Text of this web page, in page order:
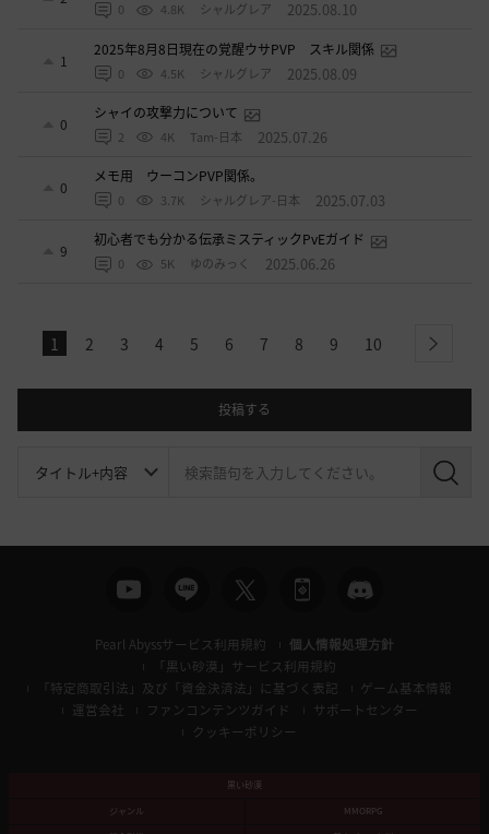
0 4.8K シャルグレア 2025.08.10
1
2025年8月8日現在の覚醒ウサPVP スキル関係
0 4.5K シャルグレア 2025.08.09
0
シャイの攻撃力について
2 4K Tam-日本 2025.07.26
0
メモ用 ウーコンPVP関係。
0 3.7K シャルグレア-日本 2025.07.03
9
初心者でも分かる伝承ミスティックPvEガイド
0 5K ゆのみっく 2025.06.26
1 2 3 4 5 6 7 8 9 10 next
投稿する
検
Pearl Abyssサービス利用規約
個人情報処理方針
「黒い砂漠」サービス利用規約
「特定商取引法」及び「資金決済法」に基づく表記
ゲーム基本情報
運営会社
ファンコンテンツガイド
サポートセンター
クッキーポリシー
黒い砂漠
ジャンル
MMORPG